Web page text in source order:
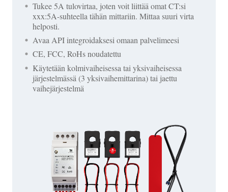
Tukee 5A tulovirtaa, joten voit liittää omat CT:si
xxx:5A-suhteella tähän mittariin. Mittaa suuri virta
helposti.
Avaa API integroidaksesi omaan palvelimeesi
CE, FCC, RoHs noudatettu
Käytetään kolmivaiheisessa tai yksivaiheisessa
järjestelmässä (3 yksivaihemittarina) tai jaettu
vaihejärjestelmä